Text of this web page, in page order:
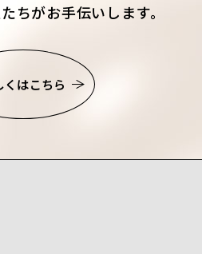
ちがお手伝いします。
くはこちら